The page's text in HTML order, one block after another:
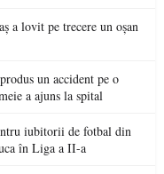
a lovit pe trecere un oșan
un accident pe o
a ajuns la spital
iubitorii de fotbal din
în Liga a II-a